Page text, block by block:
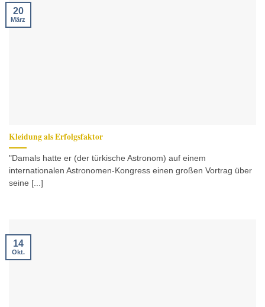
Kleidung als Erfolgsfaktor
"Damals hatte er (der türkische Astronom) auf einem
internationalen Astronomen-Kongress einen großen Vortrag über
seine [...]
20
März
14
Okt.